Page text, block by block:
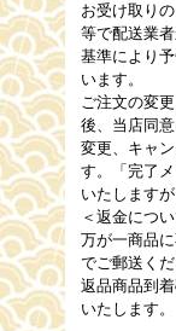
お受け取り
等で配送業
基準により
います。
ご注文の変
後、当店同
変更、キャ
す。「完了
いたします
＜返金につ
万が一商品
でご郵送くだ
返品商品到
いたします。